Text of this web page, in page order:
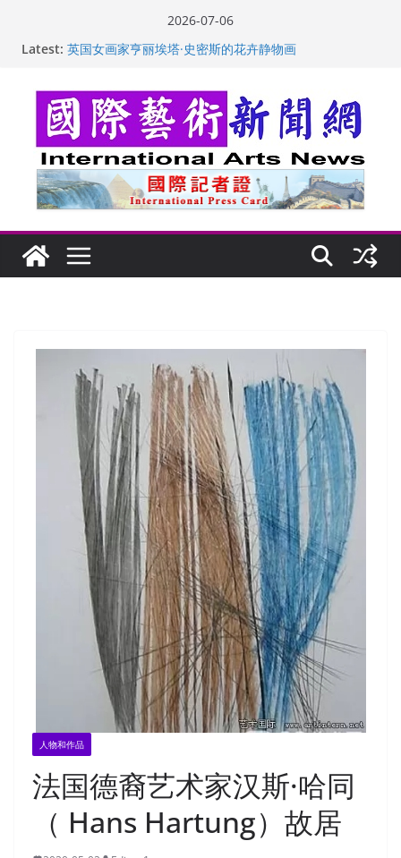
2026-07-06
Latest: “梵心”归处：一场展览 连着攀枝花的千里乡愁
美国人
玛丽安娜·卡拉切娃的绘画：幽默和难以言喻的快乐
苏方 ：“字”得其乐
人物和作品
法国德裔艺术家汉斯·哈同
（ Hans Hartung）故居